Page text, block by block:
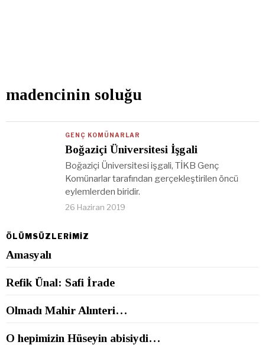
madencinin soluğu
GENÇ KOMÜNARLAR
Boğaziçi Üniversitesi İşgali
Boğaziçi Üniversitesi işgali, TİKB Genç
Komünarlar tarafından gerçekleştirilen öncü
eylemlerden biridir.
26 Haziran 2019
ÖLÜMSÜZLERİMİZ
Amasyalı
Refik Ünal: Safi İrade
Olmadı Mahir Alınteri…
O hepimizin Hüseyin abisiydi…